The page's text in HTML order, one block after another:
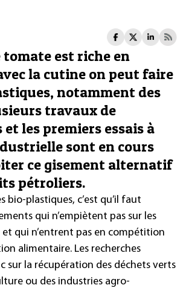
tomate est riche en
la cutine on peut faire
notamment des
travaux de
et les premiers essais à
sont en cours
ce gisement alternatif
pétroliers.
bio-plastiques, c’est qu’il faut
qui n’empiètent pas sur les
et qui n’entrent pas en compétition
alimentaire. Les recherches
sur la récupération des déchets verts
ou des industries agro-